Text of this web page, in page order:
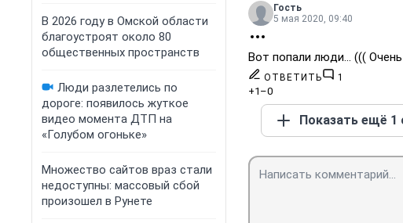
В 2026 году в Омской области
благоустроят около 80
общественных пространств
Люди разлетелись по
дороге: появилось жуткое
видео момента ДТП на
«Голубом огоньке»
Множество сайтов враз стали
недоступны: массовый сбой
произошел в Рунете
Гость
5 мая 2020, 09:40
Вот попали люди... (((
ОТВЕТИТЬ 1
+1 –0
Показать ещё 1